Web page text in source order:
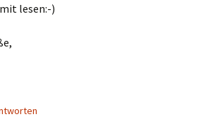
lesen:-)